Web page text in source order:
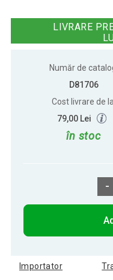
LIVRARE
Număr de
D81706
Cost livrare de
79,00 Lei
în stoc
-
Importator